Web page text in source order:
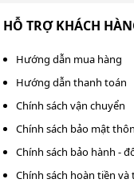
Lưu ý khi
Fusheng FVA-
Để đảm bảo máy
hoạt động bền bỉ
Lắp đặt máy ở
không gian
HỖ TRỢ KHÁCH
Hướng dẫn mua hàng
Hướng dẫn thanh toán
Chính sách vận chuyển
Chính sách bảo mật
Chính sách bảo hành -
Chính sách hoàn tiền và